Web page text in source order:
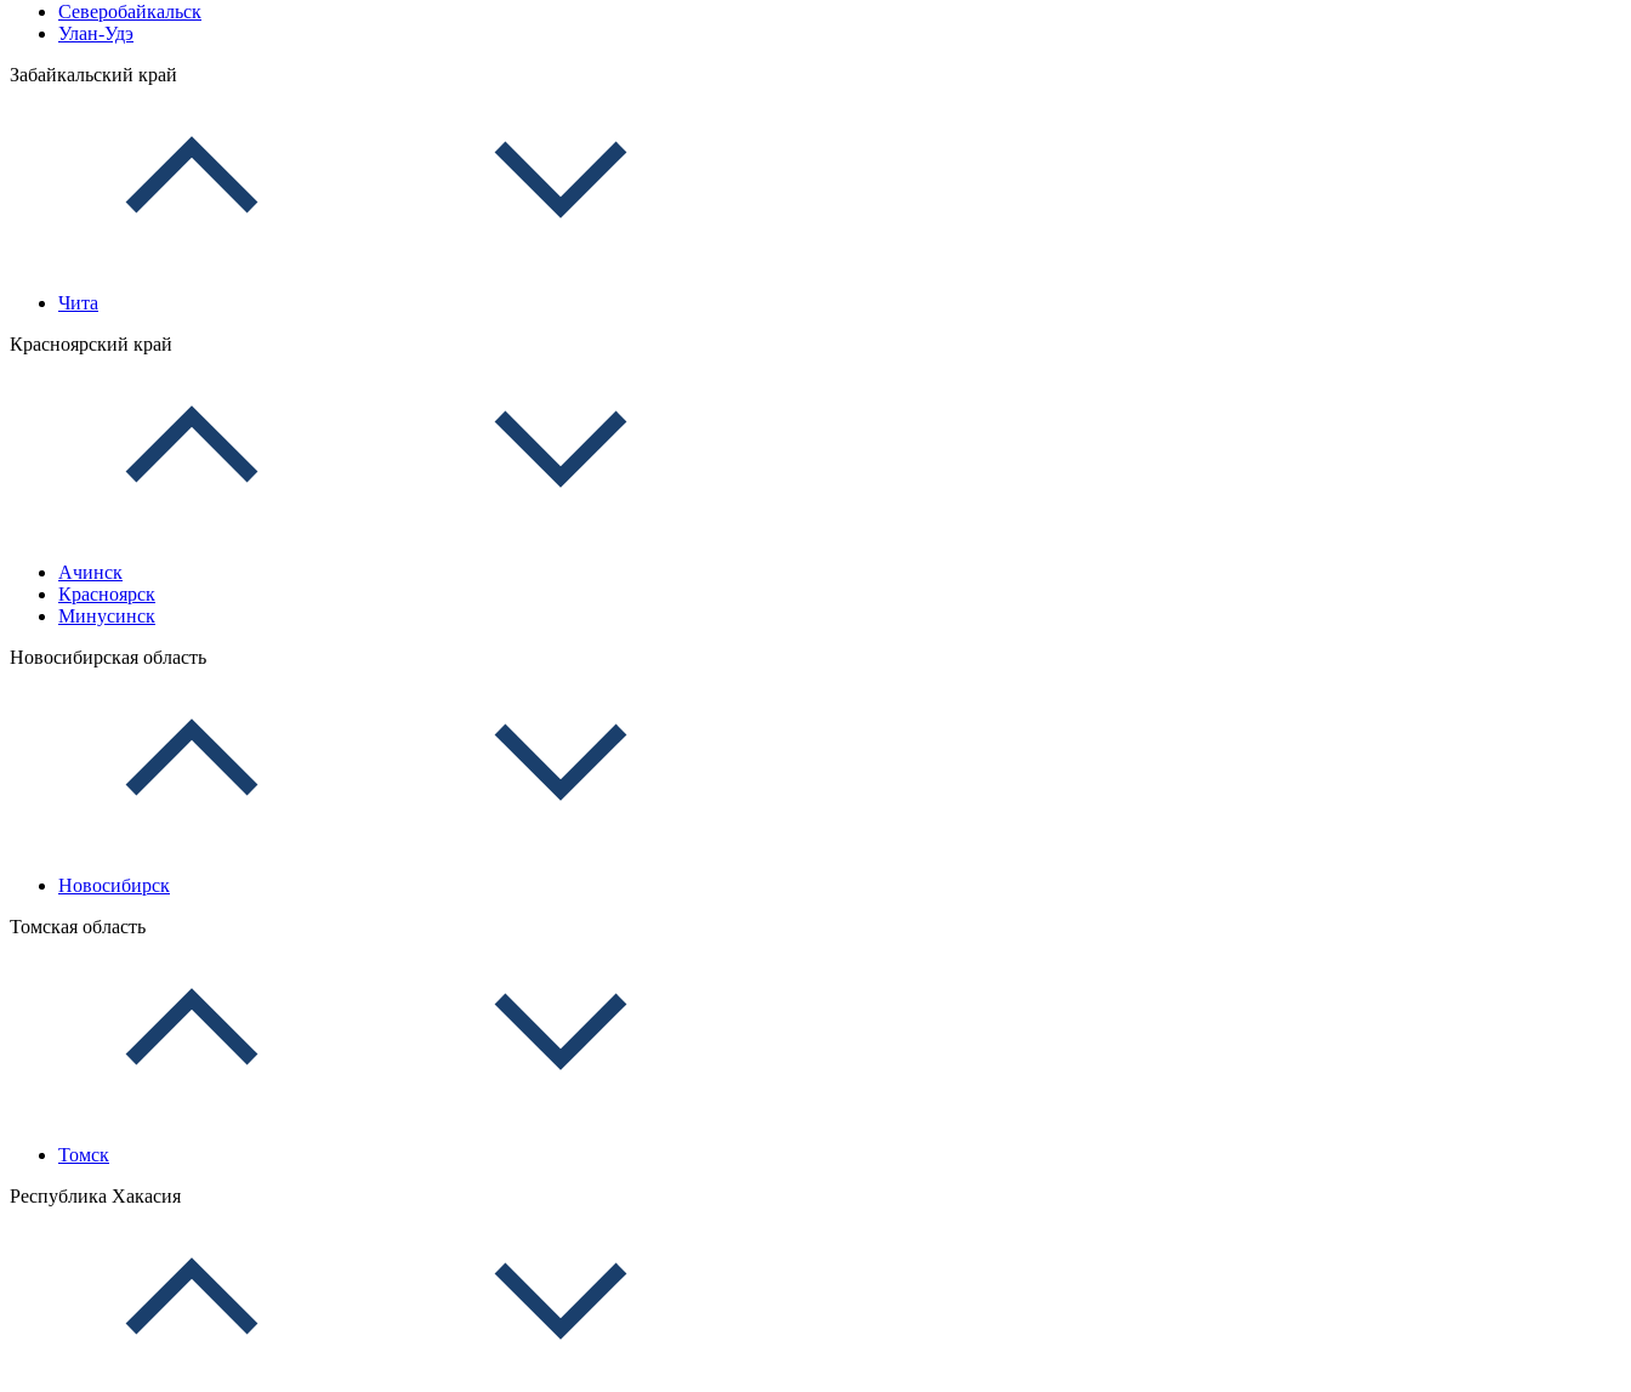
Северобайкальск
Улан-Удэ
Забайкальский край
Чита
Красноярский край
Ачинск
Красноярск
Минусинск
Новосибирская область
Новосибирск
Томская область
Томск
Республика Хакасия